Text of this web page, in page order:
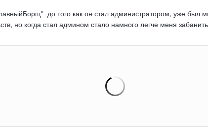
до того как он стал администратором, уже был
но когда стал админом стало намного легче меня